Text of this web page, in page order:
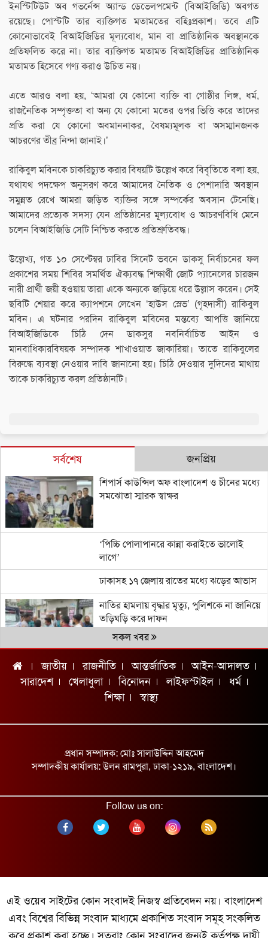
ইনস্টিটিউট অব গভর্নেন্স অ্যান্ড ডেভেলপমেন্ট (বিআইজিডি) অবগত
রয়েছে। পোস্টটি তার ব্যক্তিগত মতামতের বহিঃপ্রকাশ। তবে এটি
কোনোভাবেই বিআইজিডির মূল্যবোধ, মান বা প্রাতিষ্ঠানিক অবস্থানকে
প্রতিফলিত করে না। তার ব্যক্তিগত মতামত বিআইজিডির প্রাতিষ্ঠানিক
মতামত হিসেবে গণ্য করাও উচিত নয়।
এতে আরও বলা হয়, ‘আমরা যে কোনো ব্যক্তি বা গোষ্ঠীর লিঙ্গ, ধর্ম,
রাজনৈতিক সম্পৃক্ততা বা অন্য যে কোনো মতের ওপর ভিত্তি করে তাদের
প্রতি করা যে কোনো অবমাননাকর, বৈষম্যমূলক বা অসম্মানজনক
আচরণের তীব্র নিন্দা জানাই।’
রাকিবুল মবিনকে চাকরিচ্যুত করার বিষয়টি উল্লেখ করে বিবৃতিতে বলা হয়,
যথাযথ পদক্ষেপ অনুসরণ করে আমাদের নৈতিক ও পেশাদারি অবস্থান
সমুন্নত রেখে আমরা জড়িত ব্যক্তির সঙ্গে সম্পর্কের অবসান টেনেছি।
আমাদের প্রত্যেক সদস্য যেন প্রতিষ্ঠানের মূল্যবোধ ও আচরণবিধি মেনে
চলেন বিআইজিডি সেটি নিশ্চিত করতে প্রতিশ্রুতিবদ্ধ।
উল্লেখ্য, গত ১০ সেপ্টেম্বর ঢাবির সিনেট ভবনে ডাকসু নির্বাচনের ফল
প্রকাশের সময় শিবির সমর্থিত ঐক্যবদ্ধ শিক্ষার্থী জোট প্যানেলের চারজন
নারী প্রার্থী জয়ী হওয়ায় তারা একে অন্যকে জড়িয়ে ধরে উল্লাস করেন। সেই
ছবিটি শেয়ার করে ক্যাপশনে লেখেন ‘হাউস স্লেভ’ (গৃহদাসী) রাকিবুল
মবিন। এ ঘটনার পরদিন রাকিবুল মবিনের মন্তব্যে আপত্তি জানিয়ে
বিআইজিডিকে চিঠি দেন ডাকসুর নবনির্বাচিত আইন ও
মানবাধিকারবিষয়ক সম্পাদক শাখাওয়াত জাকারিয়া। তাতে রাকিবুলের
বিরুদ্ধে ব্যবস্থা নেওয়ার দাবি জানানো হয়। চিঠি দেওয়ার দুদিনের মাথায়
তাকে চাকরিচ্যুত করল প্রতিষ্ঠানটি।
সর্বশেষ জনপ্রিয়
শিপার্স কাউন্সিল অফ বাংলাদেশ ও চীনের মধ্যে
সমঝোতা স্মারক স্বাক্ষর
‘পিচ্চি পোলাপানরে কান্না করাইতে ভালোই
লাগে’
ঢাকাসহ ১৭ জেলায় রাতের মধ্যে ঝড়ের আভাস
নাতির হামলায় বৃদ্ধার মৃত্যু, পুলিশকে না জানিয়ে
তড়িঘড়ি করে দাফন
চ্যাম্পিয়ন দলের নাম জানিয়ে আর্জেন্টাইনদের
চরম দুঃসংবাদ দিলেন ব্রাজিলিয়ান কিংবদন্তি
যুক্তরাষ্ট্র সন্ত্রাসী গোষ্ঠীর মতো আচরণ করছে:
শ্রমমন্ত্রীর সঙ্গে আইএলও মহাপরিচালকের বৈঠক
কুয়েতে মার্কিন ঘাঁটিতে নতুন করে ইরানের ড্রোন
হামলা
সকল খবর
জাতীয় রাজনীতি আন্তর্জাতিক
আইন-আদালত
সারাদেশ
খেলাধুলা বিনোদন লাইফস্টাইল
ধর্ম
শিক্ষা
স্বাস্থ্য
প্রধান সম্পাদক: মোঃ সালাউদ্দিন আহমেদ
সম্পাদকীয় কার্যালয়: উলন রামপুরা, ঢাকা-১২১৯, বাংলাদেশ।
Follow us on:
এই ওয়েব সাইটের কোন সংবাদই নিজস্ব প্রতিবেদন নয়। বাংলাদেশ
এবং বিশ্বের বিভিন্ন সংবাদ মাধ্যমে প্রকাশিত সংবাদ সমূহ সংকলিত